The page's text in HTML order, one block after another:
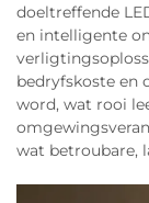
doeltreffende
en intelligente
bedryfskoste
word, wat rooi
wat betroubare,